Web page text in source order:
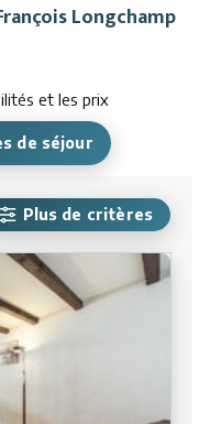
Longchamp
et les prix
de séjour
Plus de critères